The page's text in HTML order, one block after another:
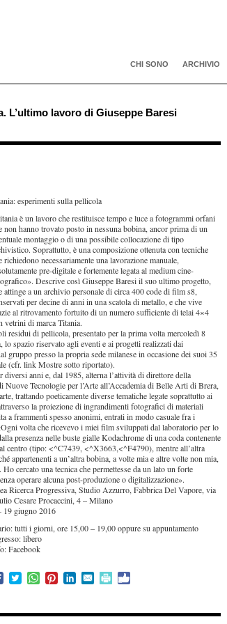
CHI SONO ARCHIVIO
L’ultimo lavoro di Giuseppe Baresi
esperimenti sulla pellicola
è un lavoro che restituisce tempo e luce a fotogrammi orfani
non hanno trovato posto in nessuna bobina, ancor prima di un
montaggio o di una possibile collocazione di tipo
Soprattutto, è una composizione ottenuta con tecniche
richiedono necessariamente una lavorazione manuale,
pre-digitale e fortemente legata al medium cine-
Descrive così Giuseppe Baresi il suo ultimo progetto,
attinge a un archivio personale di circa 400 code di film s8,
per decine di anni in una scatola di metallo, e che vive
al ritrovamento fortuito di un numero sufficiente di telai 4×4
vetrini di marca Titania.
residui di pellicola, presentato per la prima volta mercoledì 8
spazio riservato agli eventi e ai progetti realizzati dai
presso la propria sede milanese in occasione dei suoi 35
(cfr. link Mostre sotto riportato).
anni e, dal 1985, alterna l’attività di direttore della
Tecnologie per l’Arte all’Accademia di Belle Arti di Brera,
trattando poeticamente diverse tematiche legate soprattutto ai
la proiezione di ingrandimenti fotografici di materiali
a frammenti spesso anonimi, entrati in modo casuale fra i
volta che ricevevo i miei film sviluppati dal laboratorio per lo
presenza nelle buste gialle Kodachrome di una coda contenente
centro (tipo: <^C7439, <^X3663,<^F4790), mentre all’altra
appartenenti a un’altra bobina, a volte mia e altre volte non mia,
cercato una tecnica che permettesse da un lato un forte
operare alcuna post-produzione o digitalizzazione».
Ricerca Progressiva, Studio Azzurro, Fabbrica Del Vapore, via
Cesare Procaccini, 4 – Milano
19 giugno 2016
tutti i giorni, ore 15,00 – 19,00 oppure su appuntamento
libero
Facebook